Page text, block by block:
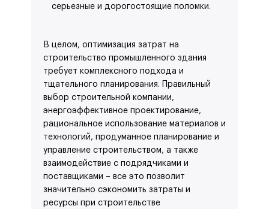
серьезные и дорогостоящие поломки.
В целом, оптимизация затрат на
строительство промышленного здания
требует комплексного подхода и
тщательного планирования. Правильный
выбор строительной компании,
энергоэффективное проектирование,
рациональное использование материалов и
технологий, продуманное планирование и
управление строительством, а также
взаимодействие с подрядчиками и
поставщиками – все это позволит
значительно сэкономить затраты и
ресурсы при строительстве